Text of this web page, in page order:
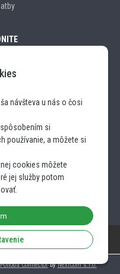
návšteva u nás o čosi
si
používanie, a môžete si
cookies môžete
jej služby potom
ConnectorbyNextCom s.r.o.